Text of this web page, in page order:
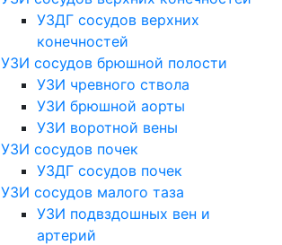
УЗДГ сосудов верхних
конечностей
УЗИ сосудов брюшной полости
УЗИ чревного ствола
УЗИ брюшной аорты
УЗИ воротной вены
УЗИ сосудов почек
УЗДГ сосудов почек
УЗИ сосудов малого таза
УЗИ подвздошных вен и
артерий